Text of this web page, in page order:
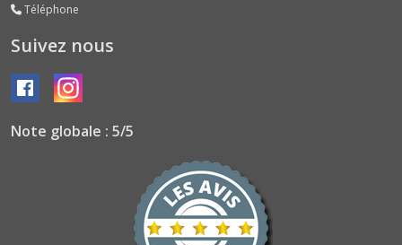
Téléphone
Suivez nous
Note globale : 5/5